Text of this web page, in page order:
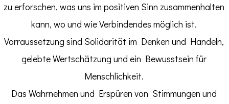
zu erforschen, was uns im positiven Sinn zusammenhalten
kann, wo und wie Verbindendes möglich ist.
Vorraussetzung sind Solidarität im Denken und Handeln,
gelebte Wertschätzung und ein Bewusstsein für
Menschlichkeit.
Das Wahrnehmen und Erspüren von Stimmungen und